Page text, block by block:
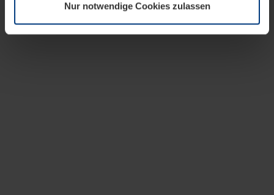
Datenschutzerklärungunserer Website ändern oder
widerrufen.
Nur notwendige Cookies zulassen